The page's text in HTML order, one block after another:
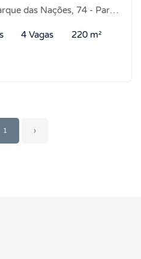
74 - Parque das Nações, Parnamirim-RN
4 Vagas 220 m²
1 ›